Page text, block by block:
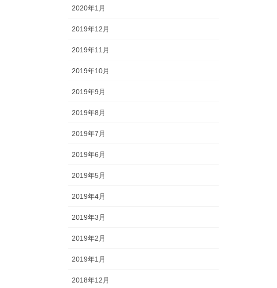
2020年1月
2019年12月
2019年11月
2019年10月
2019年9月
2019年8月
2019年7月
2019年6月
2019年5月
2019年4月
2019年3月
2019年2月
2019年1月
2018年12月